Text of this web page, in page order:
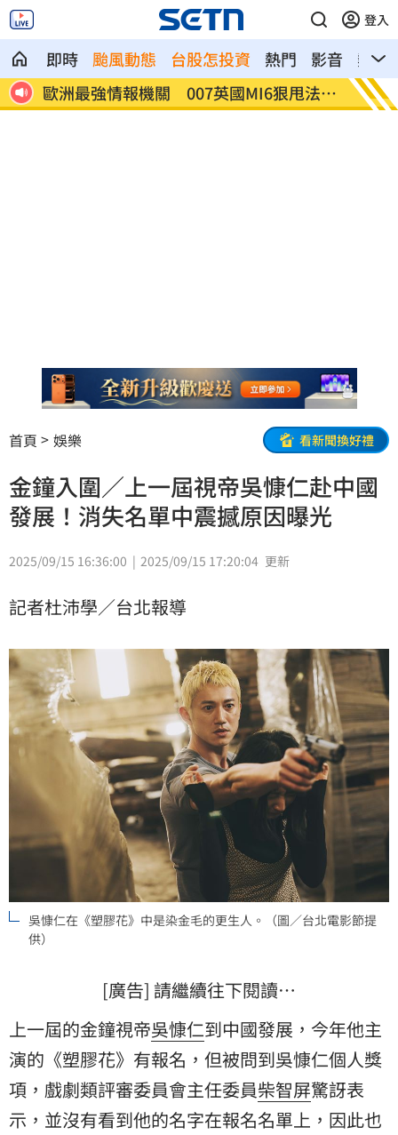
登入
即時 颱風動態 台股怎投資 熱門 影音
熱搜
歐洲最強情報機關 007英國MI6狠甩法奪
冠
2026
灣
首頁 娛樂 看新聞換好禮
金鐘入圍／上一屆視帝吳慷仁赴中國
發展！消失名單中震撼原因曝光
2025/09/15 16:36:00 2025/09/15 17:20:04 更新
記者杜沛學／台北報導
吳慷仁在《塑膠花》中是染金毛的更生人。（圖／台北電影節提
供）
[廣告] 請繼續往下閱讀…
上一屆的金鐘視帝吳慷仁到中國發展，今年他主
演的《塑膠花》有報名，但被問到吳慷仁個人獎
項，戲劇類評審委員會主任委員柴智屏驚訝表
示，並沒有看到他的名字在報名名單上，因此也